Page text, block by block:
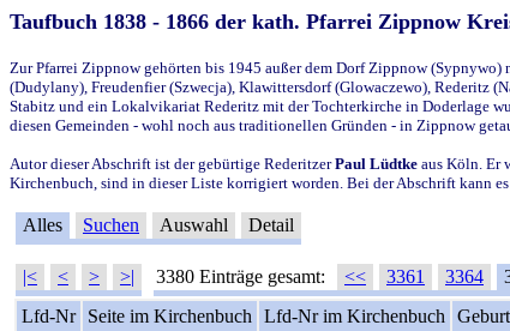
Taufbuch 1838 - 1866 der kath. Pfarrei Zippnow
Zur Pfarrei Zippnow gehörten bis 1945 außer dem Dorf Zippnow
(Dudylany), Freudenfier (Szwecja), Klawittersdorf (Glowaczewo), Rederitz
Stabitz und ein Lokalvikariat Rederitz mit der Tochterkirche in Doderlage
diesen Gemeinden - wohl noch aus traditionellen Gründen - in Zippnow
Autor dieser Abschrift ist der gebürtige RederitzerPaul Lüdtke aus Köln. Er
Kirchenbuch, sind in dieser Liste korrigiert worden. Bei der Abschrift kann
Alles Suchen Auswahl Detail
|< < > >| 3380 Einträge gesamt: << 3361 3364
Lfd-Nr
Seite im Kirchenbuch Lfd-Nr im Kirchenbuch